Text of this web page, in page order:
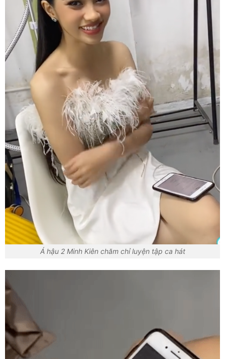
Á hậu 2 Minh Kiên chăm chỉ luyện tập ca hát